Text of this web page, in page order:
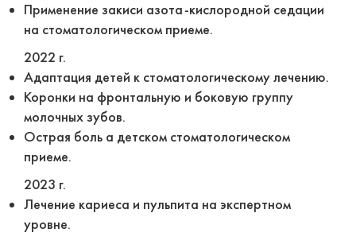
Применение закиси азота-кислородной седации
на стоматологическом приеме.
2022 г.
Адаптация детей к стоматологическому лечению.
Коронки на фронтальную и боковую группу
молочных зубов.
Острая боль а детском стоматологическом
приеме.
2023 г.
Лечение кариеса и пульпита на экспертном
уровне.